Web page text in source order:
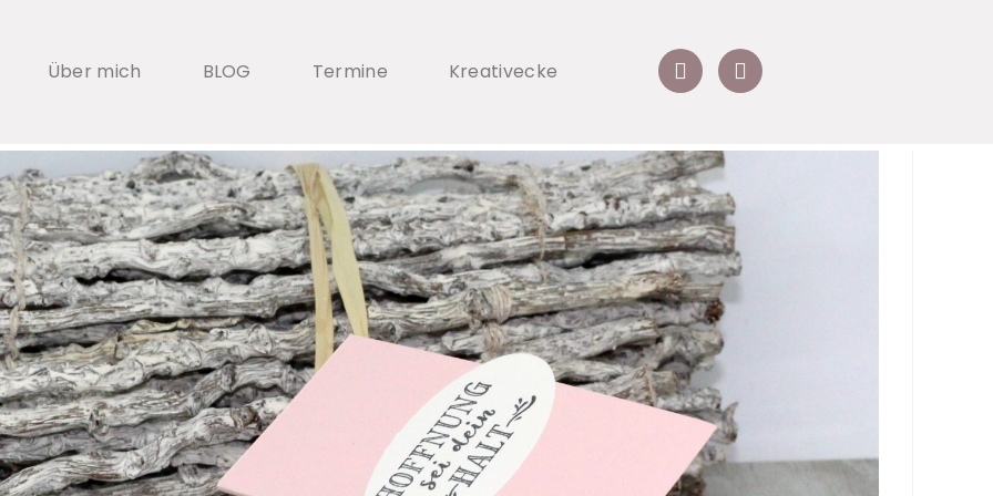
Über mich BLOG Termine Kreativecke